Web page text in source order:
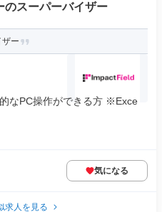
のスーパーバイザー
ー
なPC操作ができる方 ※Exce
気になる
求人を見る